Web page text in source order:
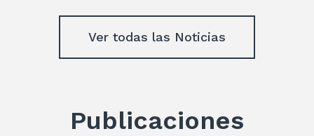
Ver todas las Noticias
Publicaciones